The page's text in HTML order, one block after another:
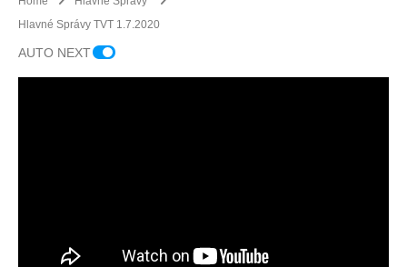
Hlavné Správy TVT 1.7.2020
AUTO NEXT